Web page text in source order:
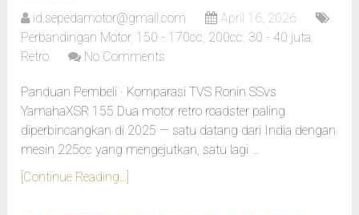
id.sepedamotor@gmail.com
April 16, 2026
Perbandingan Motor, 150 - 170cc, 200cc, 30 - 40 juta,
Retro
No Comments
Panduan Pembeli · Komparasi TVS Ronin SSvs
YamahaXSR 155 Dua motor retro roadster paling
diperbincangkan di 2025 — satu datang dari India dengan
mesin 225cc yang mengejutkan, satu lagi …
[Continue Reading...]